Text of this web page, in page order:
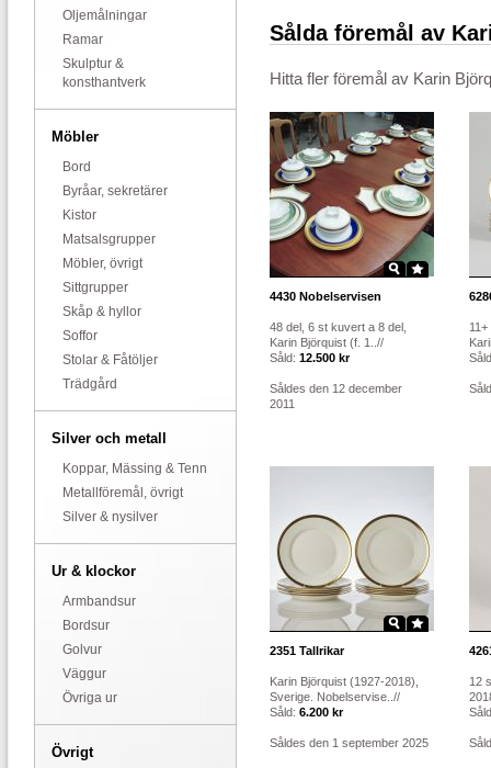
Oljemålningar
Ramar
Skulptur &
konsthantverk
Möbler
Bord
Byråar, sekretärer
Kistor
Matsalsgrupper
Möbler, övrigt
Sittgrupper
Skåp & hyllor
Soffor
Stolar & Fåtöljer
Trädgård
Silver och metall
Koppar, Mässing & Tenn
Metallföremål, övrigt
Silver & nysilver
Ur & klockor
Armbandsur
Bordsur
Golvur
Väggur
Övriga ur
Övrigt
Sålda föremål av
Hitta fler föremål av Karin
4430 Nobelservisen
48 del, 6 st kuvert a 8 del,
Karin Björquist (f. 1..//
Såld: 12.500 kr
Såldes den 12 december
2011
2351 Tallrikar
Karin Björquist (1927-2018),
Sverige. Nobelservise..//
Såld: 6.200 kr
Såldes den 1 september 2025
12